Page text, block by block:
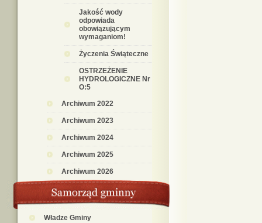
Jakość wody
odpowiada
obowiązującym
wymaganiom!
Życzenia Świąteczne
OSTRZEŻENIE
HYDROLOGICZNE Nr
O:5
Archiwum 2022
Archiwum 2023
Archiwum 2024
Archiwum 2025
Archiwum 2026
Władze Gminy